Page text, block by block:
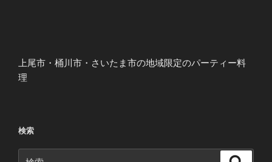
上尾市・桶川市・さいたま市の地域限定のパーティー料
理
検索